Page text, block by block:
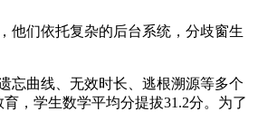
他们依托复杂的后台系统，分歧窗生
曲线、无效时长、逃根溯源等多个
，学生数学平均分提拔31.2分。为了